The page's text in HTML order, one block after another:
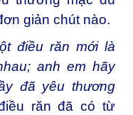
giản chút nào.
điều răn mới là
anh em hãy
đã yêu thương
răn đã có từ